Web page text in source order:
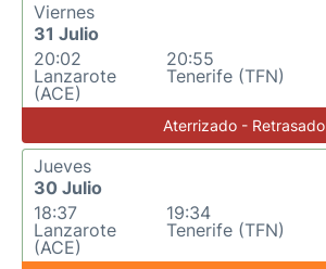
Viernes
31 Julio
20:02
Lanzarote
(ACE)
20:55
Tenerife (TFN)
Aterrizado - Retrasado
Jueves
30 Julio
18:37
Lanzarote
(ACE)
19:34
Tenerife (TFN)